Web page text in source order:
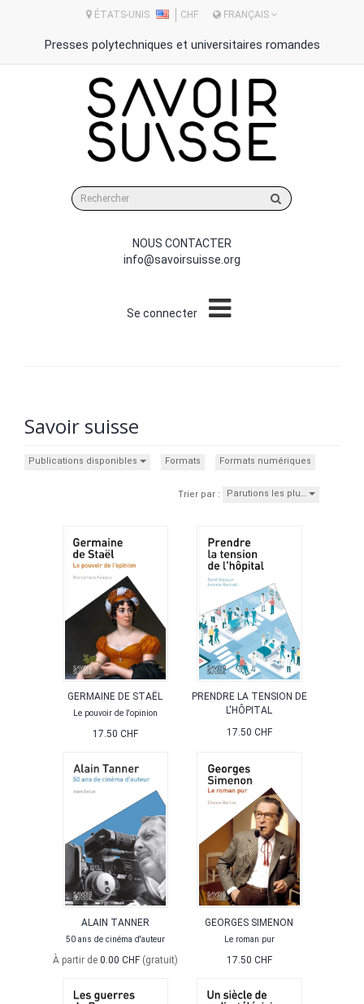
ÉTATS-UNIS CHF FRANÇAIS
Presses polytechniques et universitaires romandes
sur
site
NOUS CONTACTER
info@savoirsuisse.org
Se connecter
Savoir suisse
Publications disponibles Formats Formats numériques
Trier par : Parutions les plu…
GERMAINE DE STAËL
Le pouvoir de l'opinion
17.50 CHF
PRENDRE LA TENSION DE
L'HÔPITAL
17.50 CHF
ALAIN TANNER
50 ans de cinéma d'auteur
À partir de 0.00 CHF (gratuit)
GEORGES SIMENON
Le roman pur
17.50 CHF